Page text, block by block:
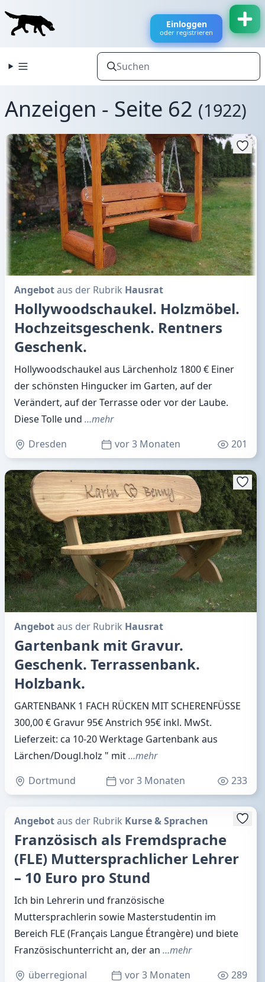
Einloggen
oder registrieren
Anzeigen - Seite 62 (1922)
Angebotaus der Rubrik Hausrat
Hollywoodschaukel. Holzmöbel.
Hochzeitsgeschenk. Rentners
Geschenk.
Hollywoodschaukel aus Lärchenholz 1800 € Einer
der schönsten Hingucker im Garten, auf der
Verändert, auf der Terrasse oder vor der Laube.
Diese Tolle und …mehr
Dresden
vor 3 Monaten 201
Angebotaus der Rubrik Hausrat
Gartenbank mit Gravur.
Geschenk. Terrassenbank.
Holzbank.
GARTENBANK 1 FACH RÜCKEN MIT SCHERENFÜSSE
300,00 € Gravur 95€ Anstrich 95€ inkl. MwSt.
Lieferzeit: ca 10-20 Werktage Gartenbank aus
Lärchen/Dougl.holz " mit…mehr
Dortmund
vor 3 Monaten 233
Angebotaus der Rubrik Kurse & Sprachen
Französisch als Fremdsprache
(FLE) Muttersprachlicher Lehrer
– 10 Euro pro Stund
Ich bin Lehrerin und französische
Muttersprachlerin sowie Masterstudentin im
Bereich FLE (Français Langue Étrangère) und biete
Französischunterricht an, der an …mehr
überregional
vor 3 Monaten 289